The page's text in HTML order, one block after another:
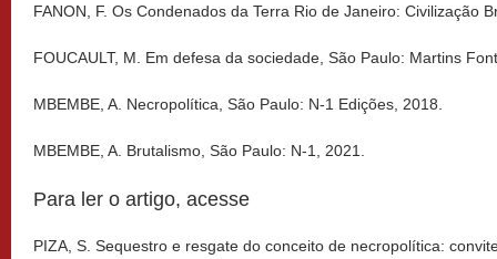
FANON, F. Os Condenados da Terra Rio de Janeiro: Civilização
FOUCAULT, M. Em defesa da sociedade, São Paulo: Martins
MBEMBE, A. Necropolítica, São Paulo: N-1 Edições, 2018.
MBEMBE, A. Brutalismo, São Paulo: N-1, 2021.
Para ler o artigo, acesse
PIZA, S. Sequestro e resgate do conceito de necropolítica: